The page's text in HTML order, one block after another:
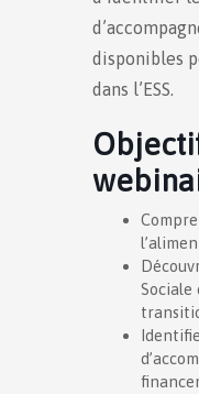
disponibles
dans l’ESS.
Sociale